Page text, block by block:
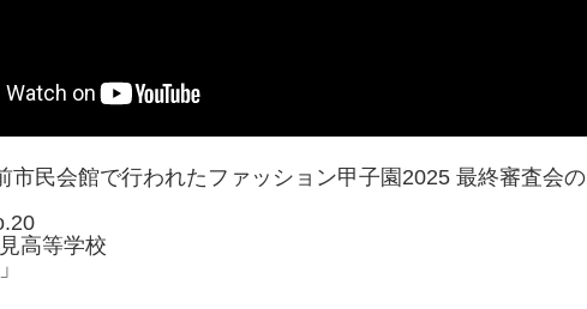
市民会館で行われたファッション甲子園2025 最終審査会の
高等学校